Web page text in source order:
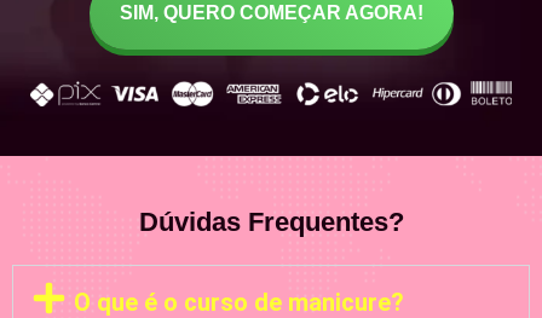
SIM, QUERO COMEÇAR AGORA!
Dúvidas Frequentes?
O que é o curso de manicure?